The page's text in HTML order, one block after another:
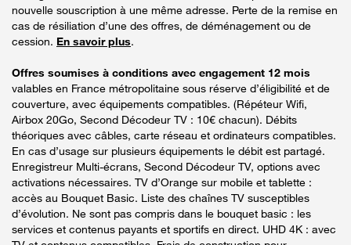
nouvelle souscription à une même adresse. Perte de la remise en
cas de résiliation d’une des offres, de déménagement ou de
cession. En savoir plus.
Offres soumises à conditions avec engagement 12 mois
valables en France métropolitaine sous réserve d’éligibilité et de
couverture, avec équipements compatibles. (Répéteur Wifi,
Airbox 20Go, Second Décodeur TV : 10€ chacun). Débits
théoriques avec câbles, carte réseau et ordinateurs compatibles.
En cas d’usage sur plusieurs équipements le débit est partagé.
Enregistreur Multi-écrans, Second Décodeur TV, options avec
activations nécessaires. TV d’Orange sur mobile et tablette :
accès au Bouquet Basic. Liste des chaînes TV susceptibles
d’évolution. Ne sont pas compris dans le bouquet basic : les
services et contenus payants et sportifs en direct. UHD 4K : avec